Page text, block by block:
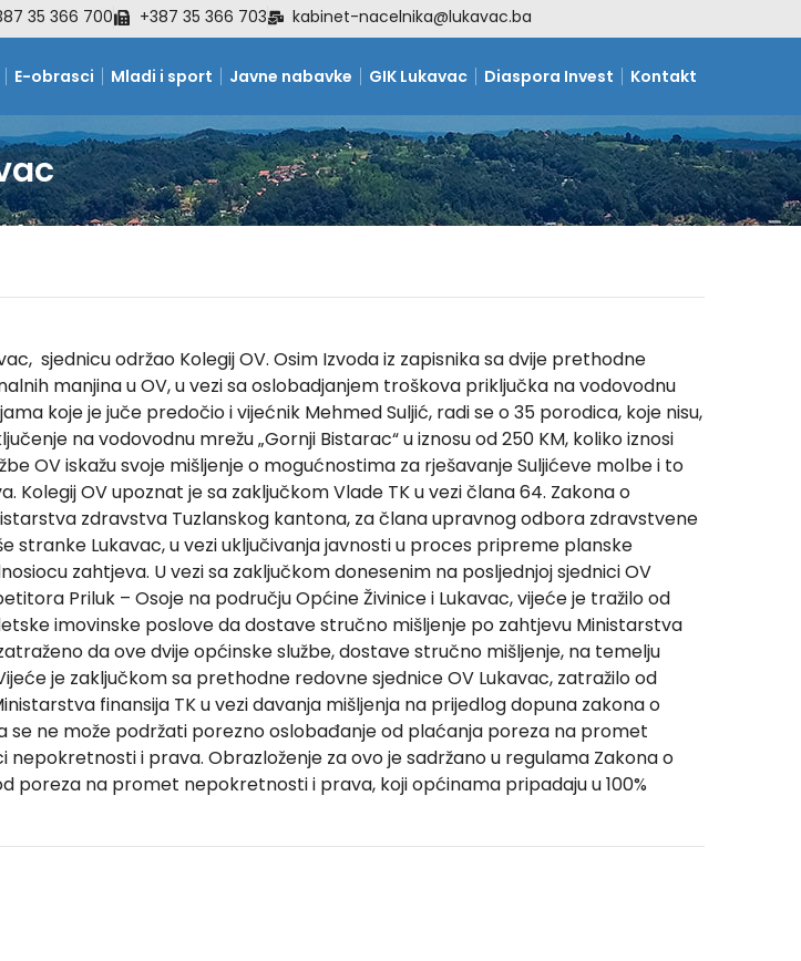
35 366 700 +387 35 366 703 kabinet-nacelnika@lukavac.ba
E-obrasci Mladi i sport Javne nabavke GIK Lukavac Diaspora Invest Kontakt
sjednicu održao Kolegij OV. Osim Izvoda iz zapisnika sa dvije prethodne
manjina u OV, u vezi sa oslobadjanjem troškova priključka na vodovodnu
koje je juče predočio i vijećnik Mehmed Suljić, radi se o 35 porodica, koje nisu,
na vodovodnu mrežu „Gornji Bistarac“ u iznosu od 250 KM, koliko iznosi
OV iskažu svoje mišljenje o mogućnostima za rješavanje Suljićeve molbe i to
OV upoznat je sa zaključkom Vlade TK u vezi člana 64. Zakona o
zdravstva Tuzlanskog kantona, za člana upravnog odbora zdravstvene
Lukavac, u vezi uključivanja javnosti u proces pripreme planske
zahtjeva. U vezi sa zaključkom donesenim na posljednjoj sjednici OV
Priluk – Osoje na području Općine Živinice i Lukavac, vijeće je tražilo od
imovinske poslove da dostave stručno mišljenje po zahtjevu Ministarstva
da ove dvije općinske službe, dostave stručno mišljenje, na temelju
je zaključkom sa prethodne redovne sjednice OV Lukavac, zatražilo od
finansija TK u vezi davanja mišljenja na prijedlog dopuna zakona o
ne može podržati porezno oslobađanje od plaćanja poreza na promet
i prava. Obrazloženje za ovo je sadržano u regulama Zakona o
na promet nepokretnosti i prava, koji općinama pripadaju u 100%